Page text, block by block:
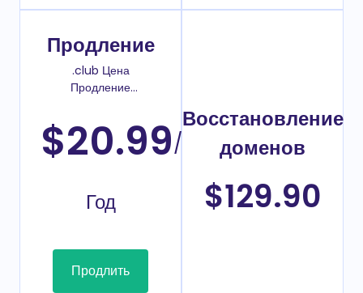
Продление
.club Цена
Продление
$20.99/
Год
Продлить
Восстановление
доменов
$129.90